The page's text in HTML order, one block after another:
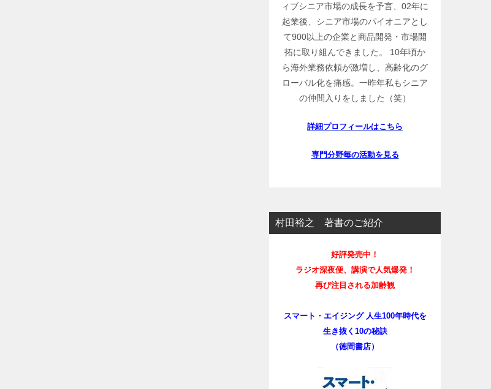
ィブシニア市場の成長を予言、02年に
起業後、シニア市場のパイオニアとし
て900以上の企業と商品開発・市場開
拓に取り組んできました。 10年頃か
ら海外業務依頼が激増し、高齢化のグ
ローバル化を痛感。一昨年私もシニア
の仲間入りをしました（笑）
詳細プロフィールはこちら
専門分野毎の活動を見る
村田裕之 著書のご紹介
好評発売中！
ラジオ深夜便、講演で人気爆発！
再び注目される加齢観
スマート・エイジング 人生100年時代を
生き抜く10の秘訣
（徳間書店）